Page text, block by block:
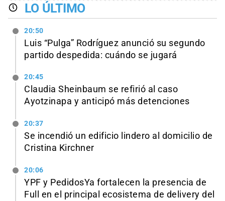
LO ÚLTIMO
20:50
Luis “Pulga” Rodríguez anunció su segundo
partido despedida: cuándo se jugará
20:45
Claudia Sheinbaum se refirió al caso
Ayotzinapa y anticipó más detenciones
20:37
Se incendió un edificio lindero al domicilio de
Cristina Kirchner
20:06
YPF y PedidosYa fortalecen la presencia de
Full en el principal ecosistema de delivery del